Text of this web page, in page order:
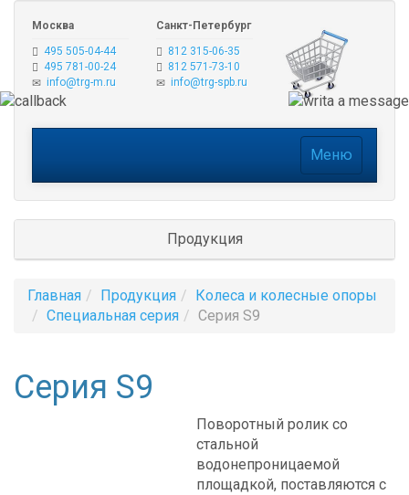
Москва
495 505-04-44
495 781-00-24
info@trg-m.ru
Санкт-Петербург
812 315-06-35
812 571-73-10
info@trg-spb.ru
Меню
Продукция
Главная Продукция
Колеса и колесные опоры
Специальная серия
Серия S9
Серия S9
Поворотный ролик со
стальной
водонепроницаемой
площадкой, поставляются с